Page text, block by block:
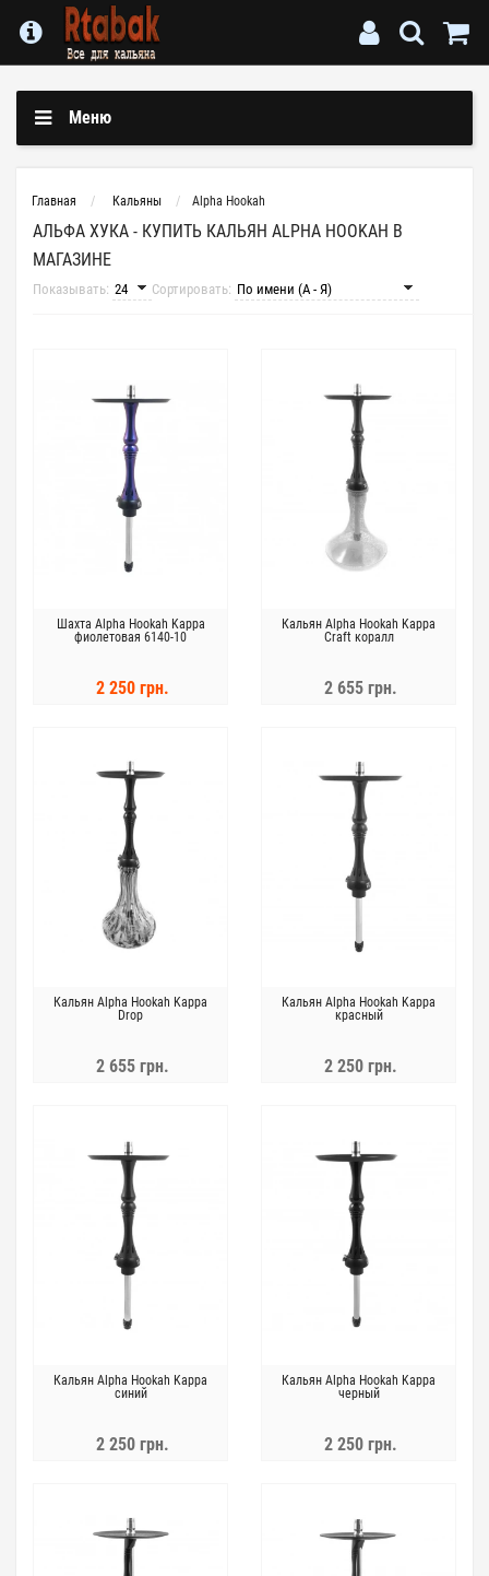
Меню
Главная Кальяны Alpha Hookah
АЛЬФА ХУКА - КУПИТЬ КАЛЬЯН ALPHA HOOKAH В
МАГАЗИНЕ
Показывать: Сортировать:
Шахта Alpha Hookah Kappa
фиолетовая 6140-10
2 250 грн.
Кальян Alpha Hookah Kappa
Craft коралл
2 655 грн.
Кальян Alpha Hookah Kappa
Drop
2 655 грн.
Кальян Alpha Hookah Kappa
красный
2 250 грн.
Кальян Alpha Hookah Kappa
синий
2 250 грн.
Кальян Alpha Hookah Kappa
черный
2 250 грн.